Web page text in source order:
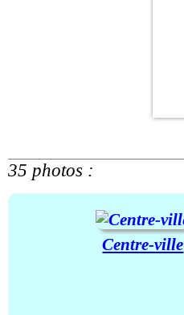
35 photos :
Centre-ville